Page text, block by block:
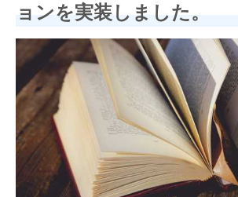
ョンを実装しました。